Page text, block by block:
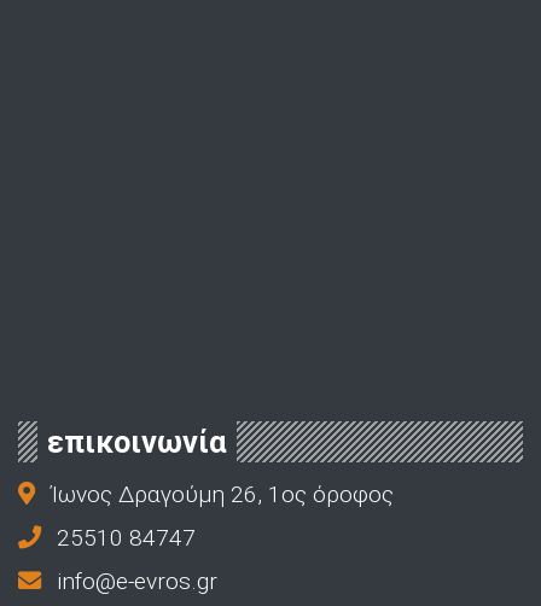
επικοινωνία
Ίωνος Δραγούμη 26, 1ος όροφος
25510 84747
info@e-evros.gr